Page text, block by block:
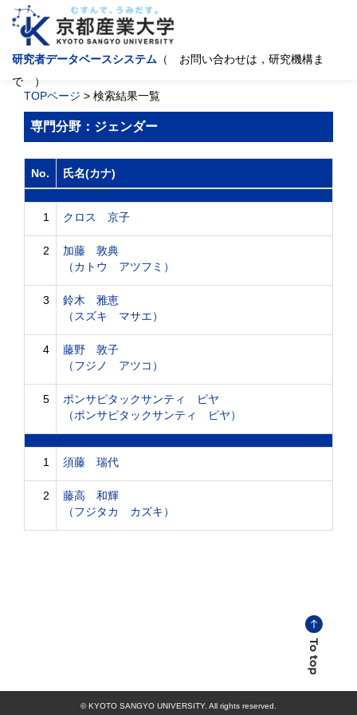
研究者データベースシステム （ お問い合わせは，研究機構ま
で ）
TOPページ > 検索結果一覧
専門分野：ジェンダー
No. 氏名(カナ)
1 クロス 京子
2
加藤 敦典
（カトウ アツフミ）
3
鈴木 雅恵
（スズキ マサエ）
4
藤野 敦子
（フジノ アツコ）
5
ポンサピタックサンティ ピヤ
（ポンサピタックサンティ ピヤ）
1 須藤 瑞代
2
藤高 和輝
（フジタカ カズキ）
© KYOTO SANGYO UNIVERSITY. All rights reserved.